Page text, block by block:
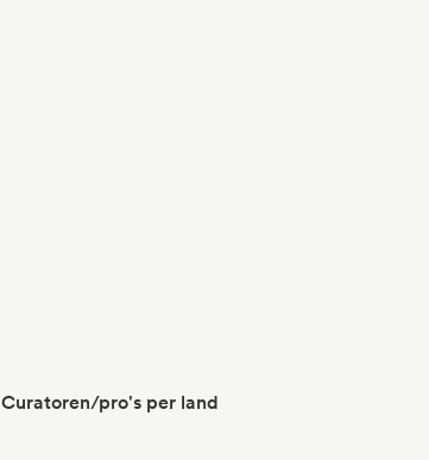
Curatoren/pro's per land